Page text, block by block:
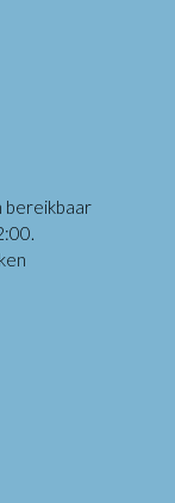
bereikbaar